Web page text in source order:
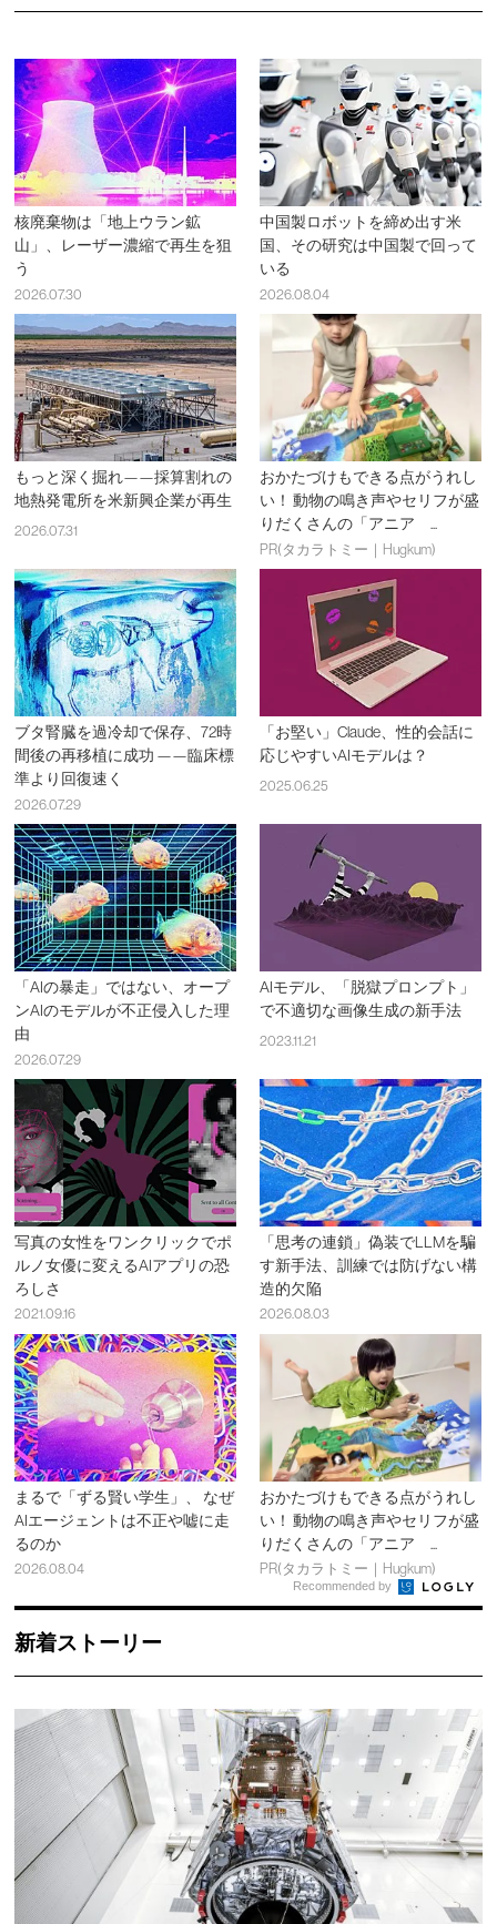
核廃棄物は「地上ウラン鉱
山」、レーザー濃縮で再生を狙
う
2026.07.30
中国製ロボットを締め出す米
国、その研究は中国製で回って
いる
2026.08.04
もっと深く掘れ——採算割れの
地熱発電所を米新興企業が再生
2026.07.31
おかたづけもできる点がうれし
い！ 動物の鳴き声やセリフが盛
りだくさんの「アニア ...
PR(タカラトミー｜Hugkum)
ブタ腎臓を過冷却で保存、72時
間後の再移植に成功 ——臨床標
準より回復速く
2026.07.29
「お堅い」Claude、性的会話に
応じやすいAIモデルは？
2025.06.25
「AIの暴走」ではない、オープ
ンAIのモデルが不正侵入した理
由
2026.07.29
AIモデル、「脱獄プロンプト」
で不適切な画像生成の新手法
2023.11.21
写真の女性をワンクリックでポ
ルノ女優に変えるAIアプリの恐
ろしさ
2021.09.16
「思考の連鎖」偽装でLLMを騙
す新手法、訓練では防げない構
造的欠陥
2026.08.03
まるで「ずる賢い学生」、 なぜ
AIエージェントは不正や嘘に走
るのか
2026.08.04
おかたづけもできる点がうれし
い！ 動物の鳴き声やセリフが盛
りだくさんの「アニア ...
PR(タカラトミー｜Hugkum)
Recommended by
新着ストーリー